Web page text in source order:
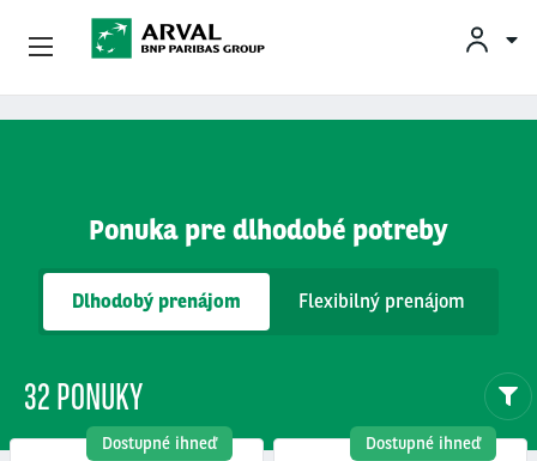
Ponuka pre dlhodobé potreby
Dlhodobý prenájom Flexibilný prenájom
32 PONUKY
Dostupné ihneď Dostupné ihneď
Podnikatelia
O Spoločnosti Arval
My Arval For Fleet Manager